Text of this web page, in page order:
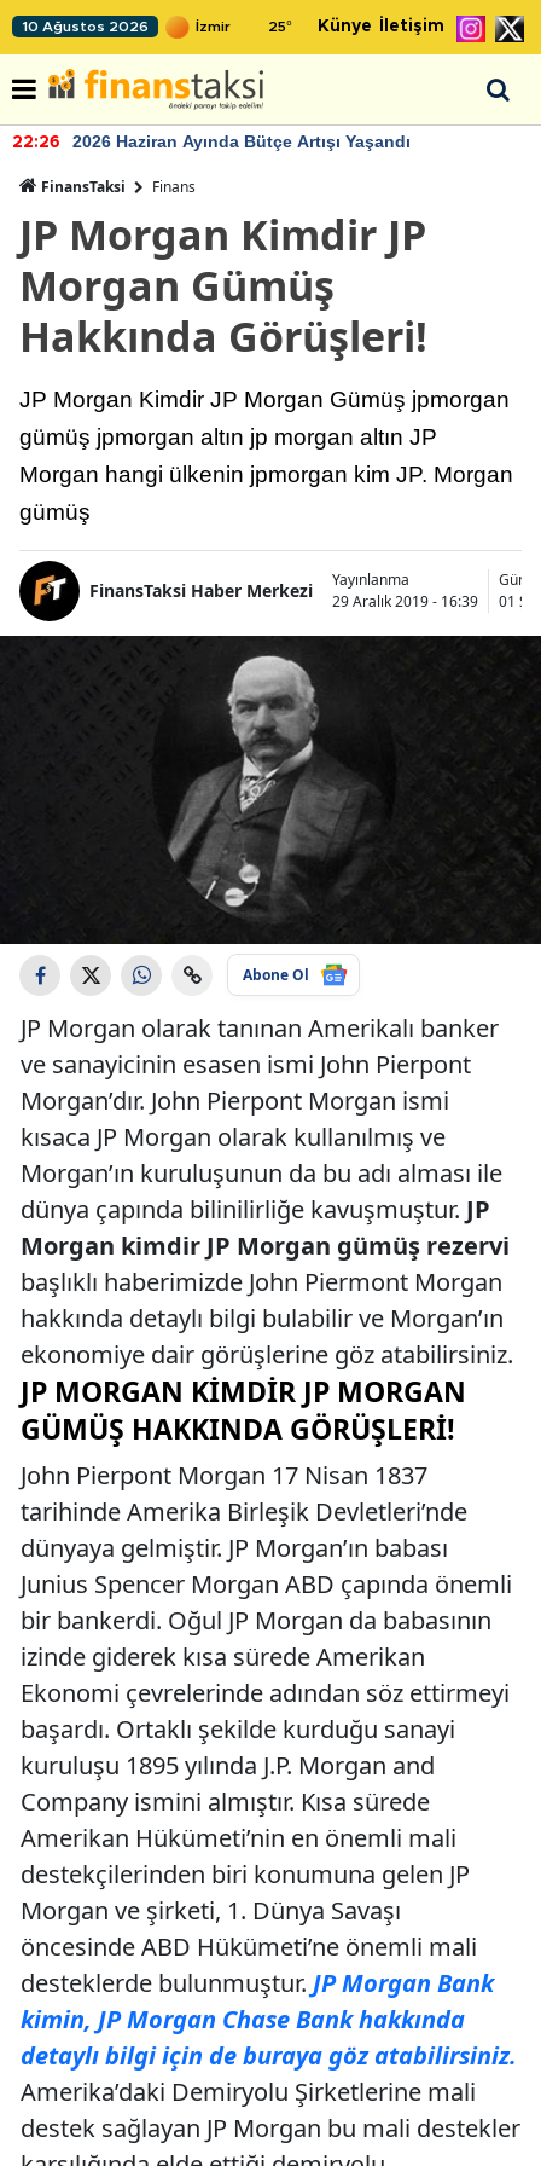
10 Ağustos 2026 25° Künye İletişim
22:26 2026 Haziran Ayında Bütçe Artışı Yaşandı
FinansTaksi Finans
JP Morgan Kimdir JP
Morgan Gümüş
Hakkında Görüşleri!
JP Morgan Kimdir JP Morgan Gümüş jpmorgan
gümüş jpmorgan altın jp morgan altın JP
Morgan hangi ülkenin jpmorgan kim JP. Morgan
gümüş
FinansTaksi Haber Merkezi
Yayınlanma
29 Aralık 2019 - 16:39
01
Abone Ol
JP Morgan olarak tanınan Amerikalı banker
ve sanayicinin esasen ismi John Pierpont
Morgan’dır. John Pierpont Morgan ismi
kısaca JP Morgan olarak kullanılmış ve
Morgan’ın kuruluşunun da bu adı alması ile
dünya çapında bilinilirliğe kavuşmuştur. JP
Morgan kimdir JP Morgan gümüş rezervi
başlıklı haberimizde John Piermont Morgan
hakkında detaylı bilgi bulabilir ve Morgan’ın
ekonomiye dair görüşlerine göz atabilirsiniz.
JP MORGAN KIMDIR JP MORGAN
GÜMÜŞ HAKKINDA GÖRÜŞLERI!
John Pierpont Morgan 17 Nisan 1837
tarihinde Amerika Birleşik Devletleri’nde
dünyaya gelmiştir. JP Morgan’ın babası
Junius Spencer Morgan ABD çapında önemli
bir bankerdi. Oğul JP Morgan da babasının
izinde giderek kısa sürede Amerikan
Ekonomi çevrelerinde adından söz ettirmeyi
başardı. Ortaklı şekilde kurduğu sanayi
kuruluşu 1895 yılında J.P. Morgan and
Company ismini almıştır. Kısa sürede
Amerikan Hükümeti’nin en önemli mali
destekçilerinden biri konumuna gelen JP
Morgan ve şirketi, 1. Dünya Savaşı
öncesinde ABD Hükümeti’ne önemli mali
desteklerde bulunmuştur. JP Morgan Bank
kimin, JP Morgan Chase Bank hakkında
detaylı bilgi için de buraya göz atabilirsiniz.
Amerika’daki Demiryolu Şirketlerine mali
destek sağlayan JP Morgan bu mali destekler